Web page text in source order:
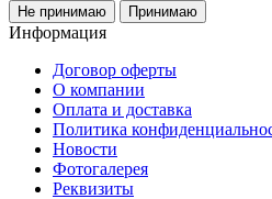
Не принимаю Принимаю
Информация
Договор оферты
О компании
Оплата и доставка
Политика
Новости
Фотогалерея
Реквизиты